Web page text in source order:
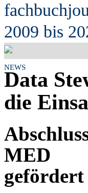
fachb
2009 bis
NEWS
Data
die
MED